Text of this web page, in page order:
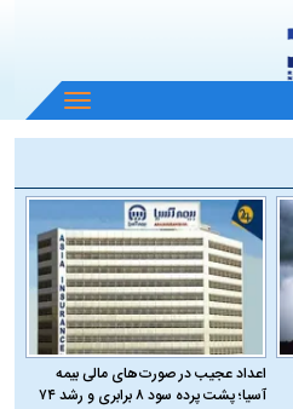
باز
و
منو
اعداد عجیب در صورت‌های مالی بیمه
آسیا؛ پشت پرده سود ۸ برابری و رشد ۷۴